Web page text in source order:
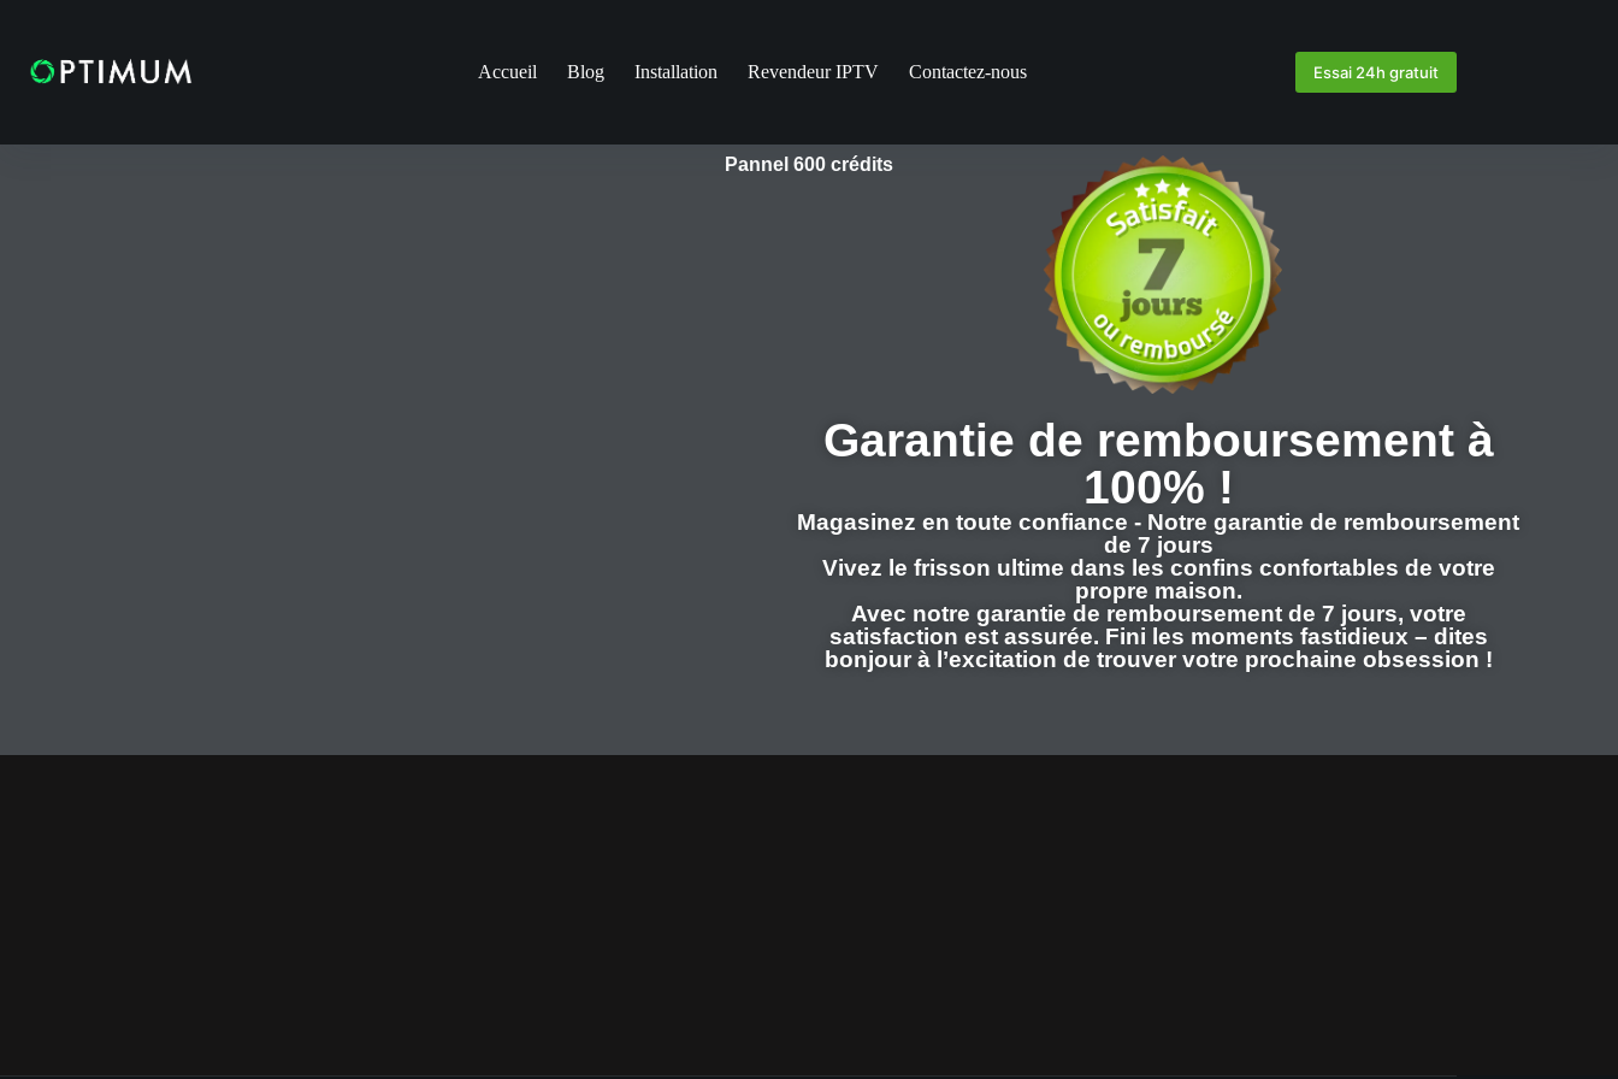
Accueil Blog Installation Revendeur IPTV Contactez-nous Essai 24h gratuit
Pannel 600 crédits
Garantie de remboursement à
100% !
Magasinez en toute confiance - Notre garantie de remboursement
de 7 jours
Vivez le frisson ultime dans les confins confortables de votre
propre maison.
Avec notre garantie de remboursement de 7 jours, votre
satisfaction est assurée. Fini les moments fastidieux – dites
bonjour à l’excitation de trouver votre prochaine obsession !